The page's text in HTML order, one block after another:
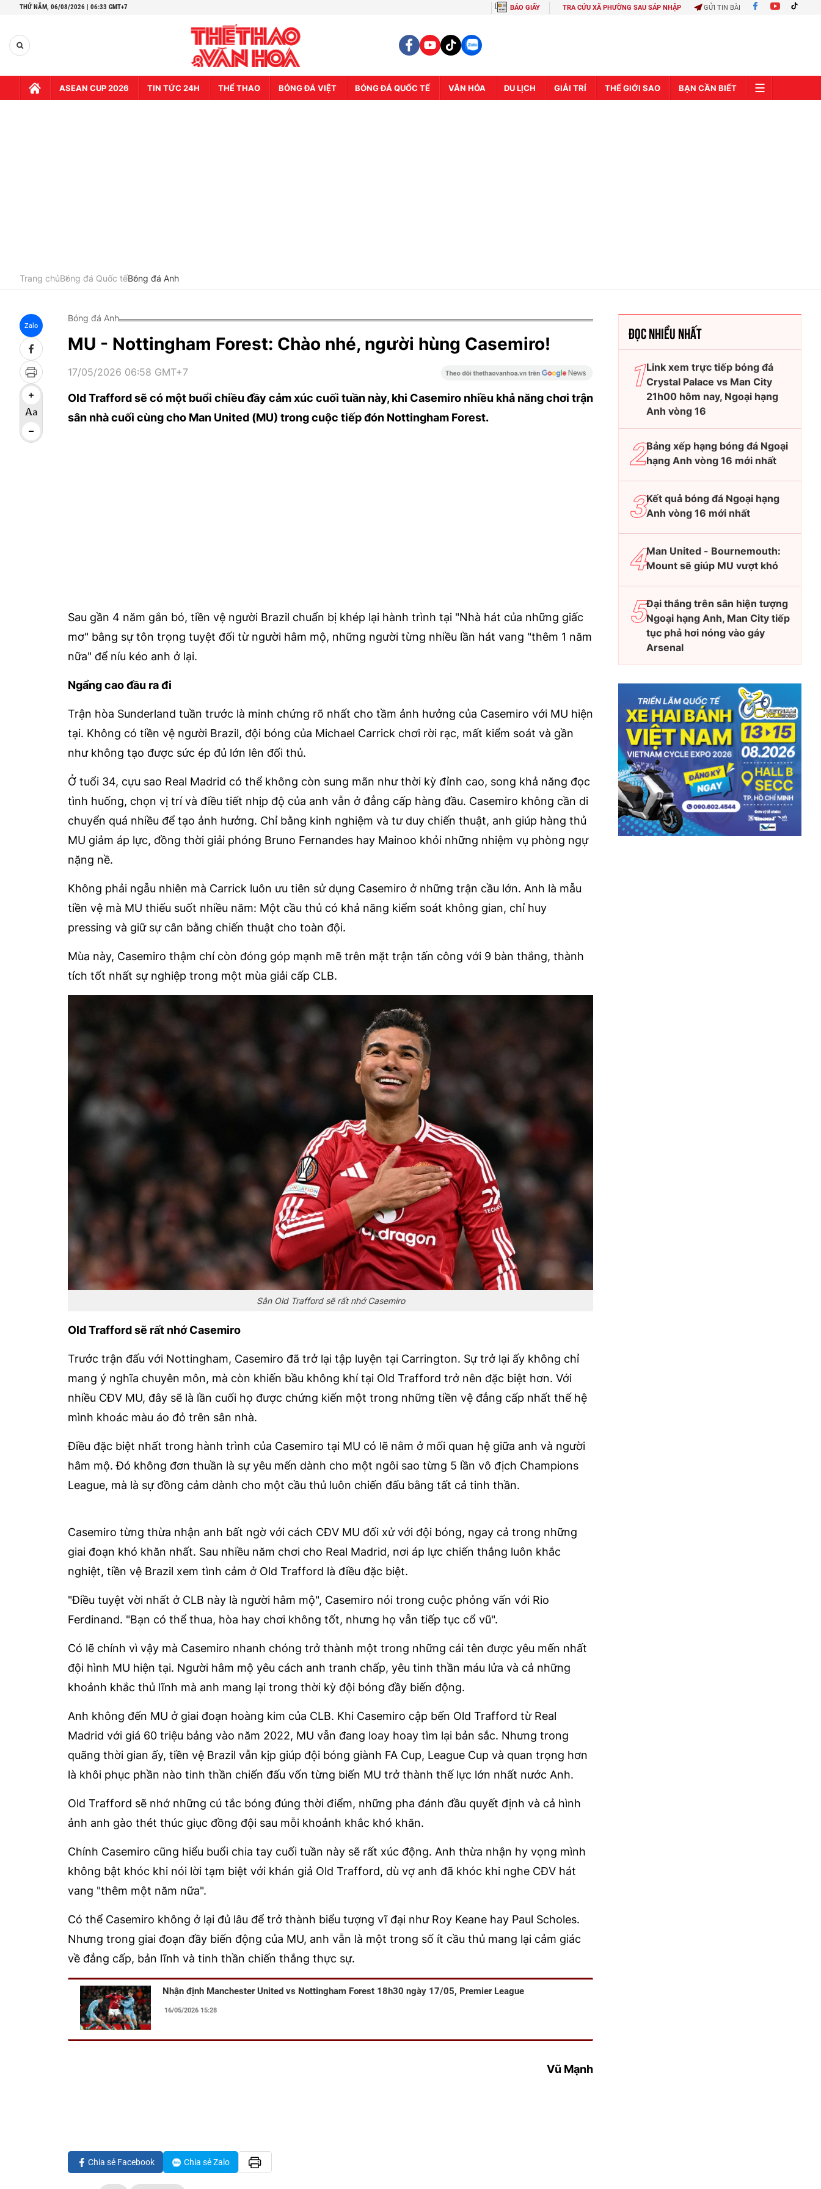
THỨ NĂM, 06/08/2026 | 06:33 GMT+7 BÁO GIẤY TRA CỨU XÃ PHƯỜNG SAU SÁP NHẬP GỬI TIN BÀI
ASEAN CUP 2026 TIN TỨC 24H THỂ THAO BÓNG ĐÁ VIỆT BÓNG ĐÁ QUỐC TẾ VĂN HÓA DU LỊCH GIẢI TRÍ THẾ GIỚI SAO BẠN CẦN BIẾT
Trang chủBóng đá Quốc tếBóng đá Anh
Zalo
Bóng đá Anh
MU - Nottingham Forest: Chào nhé, người hùng Casemiro!
17/05/2026 06:58 GMT+7
Old Trafford sẽ có một buổi chiều đầy cảm xúc cuối tuần này, khi Casemiro nhiều khả năng chơi trận
sân nhà cuối cùng cho Man United (MU) trong cuộc tiếp đón Nottingham Forest.
Sau gần 4 năm gắn bó, tiền vệ người Brazil chuẩn bị khép lại hành trình tại "Nhà hát của những giấc
mơ" bằng sự tôn trọng tuyệt đối từ người hâm mộ, những người từng nhiều lần hát vang "thêm 1 năm
nữa" để níu kéo anh ở lại.
Ngẩng cao đầu ra đi
Trận hòa Sunderland tuần trước là minh chứng rõ nhất cho tầm ảnh hưởng của Casemiro với MU hiện
tại. Không có tiền vệ người Brazil, đội bóng của Michael Carrick chơi rời rạc, mất kiểm soát và gần
như không tạo được sức ép đủ lớn lên đối thủ.
Ở tuổi 34, cựu sao Real Madrid có thể không còn sung mãn như thời kỳ đỉnh cao, song khả năng đọc
tình huống, chọn vị trí và điều tiết nhịp độ của anh vẫn ở đẳng cấp hàng đầu. Casemiro không cần di
chuyển quá nhiều để tạo ảnh hưởng. Chỉ bằng kinh nghiệm và tư duy chiến thuật, anh giúp hàng thủ
MU giảm áp lực, đồng thời giải phóng Bruno Fernandes hay Mainoo khỏi những nhiệm vụ phòng ngự
nặng nề.
Không phải ngẫu nhiên mà Carrick luôn ưu tiên sử dụng Casemiro ở những trận cầu lớn. Anh là mẫu
tiền vệ mà MU thiếu suốt nhiều năm: Một cầu thủ có khả năng kiểm soát không gian, chỉ huy
pressing và giữ sự cân bằng chiến thuật cho toàn đội.
Mùa này, Casemiro thậm chí còn đóng góp mạnh mẽ trên mặt trận tấn công với 9 bàn thắng, thành
tích tốt nhất sự nghiệp trong một mùa giải cấp CLB.
Sân Old Trafford sẽ rất nhớ Casemiro
Old Trafford sẽ rất nhớ Casemiro
Trước trận đấu với Nottingham, Casemiro đã trở lại tập luyện tại Carrington. Sự trở lại ấy không chỉ
mang ý nghĩa chuyên môn, mà còn khiến bầu không khí tại Old Trafford trở nên đặc biệt hơn. Với
nhiều CĐV MU, đây sẽ là lần cuối họ được chứng kiến một trong những tiền vệ đẳng cấp nhất thế hệ
mình khoác màu áo đỏ trên sân nhà.
Điều đặc biệt nhất trong hành trình của Casemiro tại MU có lẽ nằm ở mối quan hệ giữa anh và người
hâm mộ. Đó không đơn thuần là sự yêu mến dành cho một ngôi sao từng 5 lần vô địch Champions
League, mà là sự đồng cảm dành cho một cầu thủ luôn chiến đấu bằng tất cả tinh thần.
Casemiro từng thừa nhận anh bất ngờ với cách CĐV MU đối xử với đội bóng, ngay cả trong những
giai đoạn khó khăn nhất. Sau nhiều năm chơi cho Real Madrid, nơi áp lực chiến thắng luôn khắc
nghiệt, tiền vệ Brazil xem tình cảm ở Old Trafford là điều đặc biệt.
"Điều tuyệt vời nhất ở CLB này là người hâm mộ", Casemiro nói trong cuộc phỏng vấn với Rio
Ferdinand. "Bạn có thể thua, hòa hay chơi không tốt, nhưng họ vẫn tiếp tục cổ vũ".
Có lẽ chính vì vậy mà Casemiro nhanh chóng trở thành một trong những cái tên được yêu mến nhất
đội hình MU hiện tại. Người hâm mộ yêu cách anh tranh chấp, yêu tinh thần máu lửa và cả những
khoảnh khắc thủ lĩnh mà anh mang lại trong thời kỳ đội bóng đầy biến động.
Anh không đến MU ở giai đoạn hoàng kim của CLB. Khi Casemiro cập bến Old Trafford từ Real
Madrid với giá 60 triệu bảng vào năm 2022, MU vẫn đang loay hoay tìm lại bản sắc. Nhưng trong
quãng thời gian ấy, tiền vệ Brazil vẫn kịp giúp đội bóng giành FA Cup, League Cup và quan trọng hơn
là khôi phục phần nào tinh thần chiến đấu vốn từng biến MU trở thành thế lực lớn nhất nước Anh.
Old Trafford sẽ nhớ những cú tắc bóng đúng thời điểm, những pha đánh đầu quyết định và cả hình
ảnh anh gào thét thúc giục đồng đội sau mỗi khoảnh khắc khó khăn.
Chính Casemiro cũng hiểu buổi chia tay cuối tuần này sẽ rất xúc động. Anh thừa nhận hy vọng mình
không bật khóc khi nói lời tạm biệt với khán giả Old Trafford, dù vợ anh đã khóc khi nghe CĐV hát
vang "thêm một năm nữa".
Có thể Casemiro không ở lại đủ lâu để trở thành biểu tượng vĩ đại như Roy Keane hay Paul Scholes.
Nhưng trong giai đoạn đầy biến động của MU, anh vẫn là một trong số ít cầu thủ mang lại cảm giác
về đẳng cấp, bản lĩnh và tinh thần chiến thắng thực sự.
Nhận định Manchester United vs Nottingham Forest 18h30 ngày 17/05, Premier League
16/05/2026 15:28
Vũ Mạnh
Chia sẻ Facebook Chia sẻ Zalo
ĐỌC NHIỀU NHẤT
Link xem trực tiếp bóng đá
Crystal Palace vs Man City
21h00 hôm nay, Ngoại hạng
Anh vòng 16
Bảng xếp hạng bóng đá Ngoại
hạng Anh vòng 16 mới nhất
Kết quả bóng đá Ngoại hạng
Anh vòng 16 mới nhất
Man United - Bournemouth:
Mount sẽ giúp MU vượt khó
Đại thắng trên sân hiện tượng
Ngoại hạng Anh, Man City tiếp
tục phả hơi nóng vào gáy
Arsenal